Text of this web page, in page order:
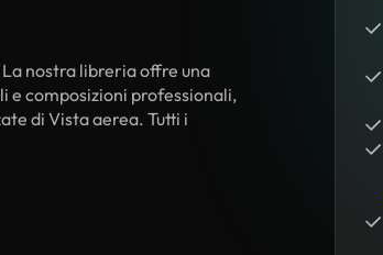
nostra libreria offre una
e composizioni professionali,
di Vista aerea. Tutti i